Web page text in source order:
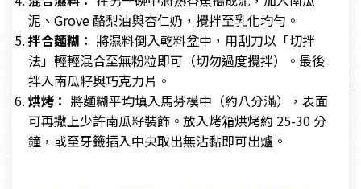
泥、Grove 酪梨油與杏仁奶，攪拌至乳化均勻。
拌合麵糊： 將濕料倒入乾料盆中，用刮刀以「切拌
法」輕輕混合至無粉粒即可（切勿過度攪拌）。最後
拌入南瓜籽與巧克力片。
烘烤： 將麵糊平均填入馬芬模中（約八分滿），表面
可再撒上少許南瓜籽裝飾。放入烤箱烘烤約 25-30 分
鐘，或至牙籤插入中央取出無沾黏即可出爐。